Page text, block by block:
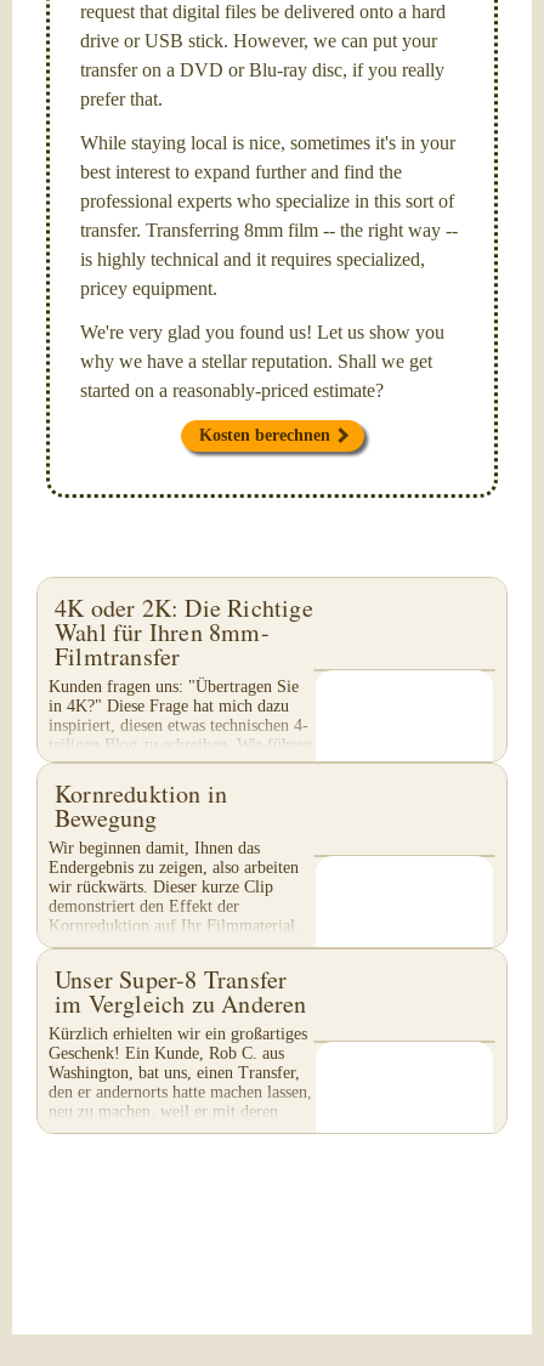
request that digital files be delivered onto a hard
drive or USB stick. However, we can put your
transfer on a DVD or Blu-ray disc, if you really
prefer that.
While staying local is nice, sometimes it's in your
best interest to expand further and find the
professional experts who specialize in this sort of
transfer. Transferring 8mm film -- the right way --
is highly technical and it requires specialized,
pricey equipment.
We're very glad you found us! Let us show you
why we have a stellar reputation. Shall we get
started on a reasonably-priced estimate?
Kosten berechnen
4K oder 2K: Die Richtige
Wahl für Ihren 8mm-
Filmtransfer
Kunden fragen uns: "Übertragen Sie
in 4K?" Diese Frage hat mich dazu
inspiriert, diesen etwas technischen 4-
teiligen Blog zu schreiben. Wir führen
keinen 4K-Transfer von 8mm-Filmen
durch...
Kornreduktion in
Bewegung
Wir beginnen damit, Ihnen das
Endergebnis zu zeigen, also arbeiten
wir rückwärts. Dieser kurze Clip
demonstriert den Effekt der
Kornreduktion auf Ihr Filmmaterial.
Achten Sie besonders auf...
Unser Super-8 Transfer
im Vergleich zu Anderen
Kürzlich erhielten wir ein großartiges
Geschenk! Ein Kunde, Rob C. aus
Washington, bat uns, einen Transfer,
den er andernorts hatte machen lassen,
neu zu machen, weil er mit deren
Arbeit...